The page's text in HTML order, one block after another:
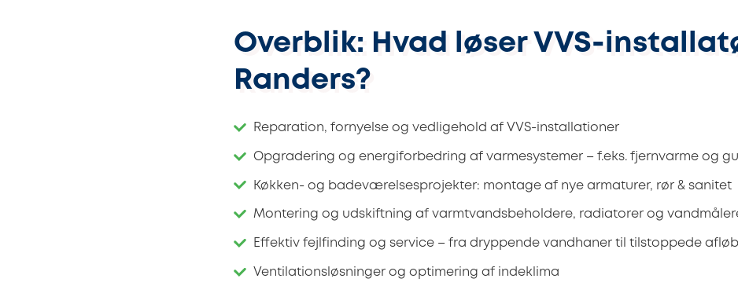
Overblik: Hvad løser VVS-
Randers?
Reparation, fornyelse og vedligehold af VVS-installationer
Opgradering og energiforbedring af varmesystemer – f.eks. fjernvarme og
Køkken- og badeværelsesprojekter: montage af nye armaturer, rør & sanitet
Montering og udskiftning af varmtvandsbeholdere, radiatorer og
Effektiv fejlfinding og service – fra dryppende vandhaner til tilstoppede afløb
Ventilationsløsninger og optimering af indeklima